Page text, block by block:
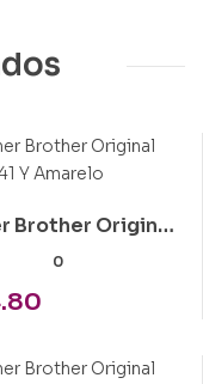
Brother Original
Y Amarelo
0